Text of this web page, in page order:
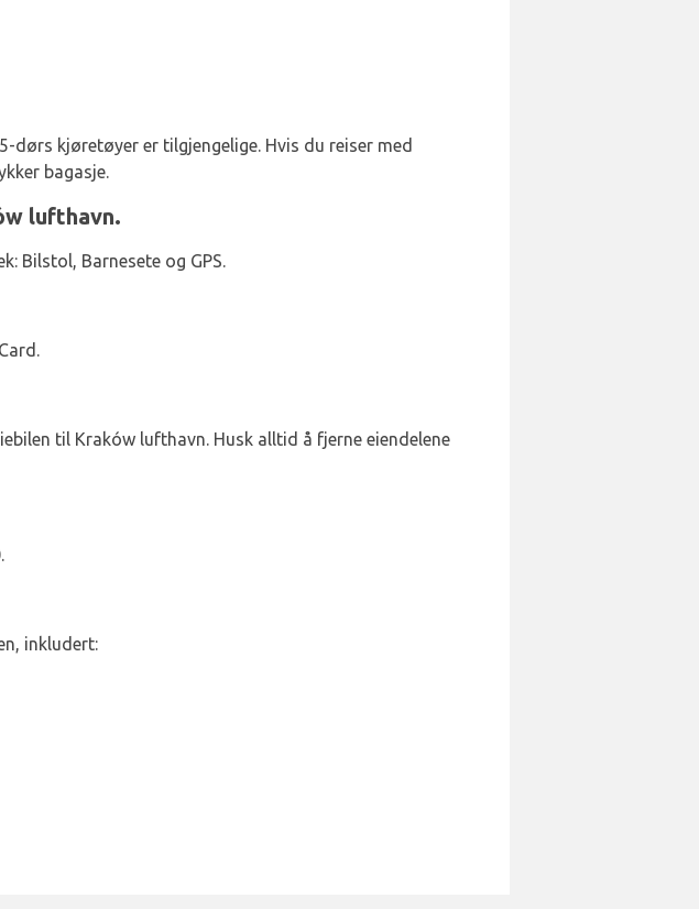
dørs kjøretøyer er tilgjengelige. Hvis du reiser med
bagasje.
lufthavn.
Bilstol, Barnesete og GPS.
til Kraków lufthavn. Husk alltid å fjerne eiendelene
inkludert: